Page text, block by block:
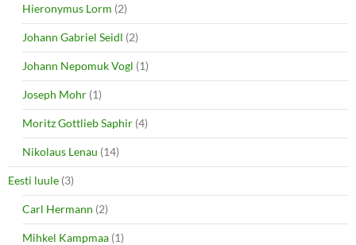
Hieronymus Lorm (2)
Johann Gabriel Seidl (2)
Johann Nepomuk Vogl (1)
Joseph Mohr (1)
Moritz Gottlieb Saphir (4)
Nikolaus Lenau (14)
Eesti luule (3)
Carl Hermann (2)
Mihkel Kampmaa (1)